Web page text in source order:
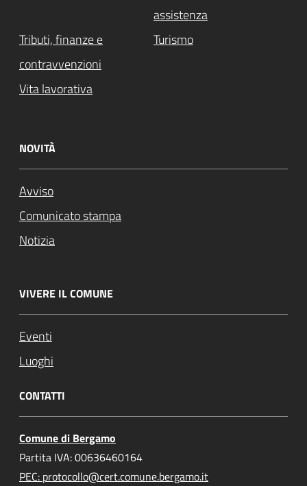
assistenza
Tributi, finanze e
contravvenzioni
Turismo
Vita lavorativa
NOVITÀ
Avviso
Comunicato stampa
Notizia
VIVERE IL COMUNE
Eventi
Luoghi
CONTATTI
Comune di Bergamo
Partita IVA: 00636460164
PEC: protocollo@cert.comune.bergamo.it